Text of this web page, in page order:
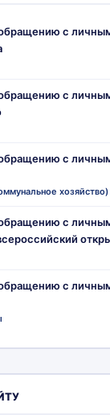
с
с
с
хозяйство)
с
с